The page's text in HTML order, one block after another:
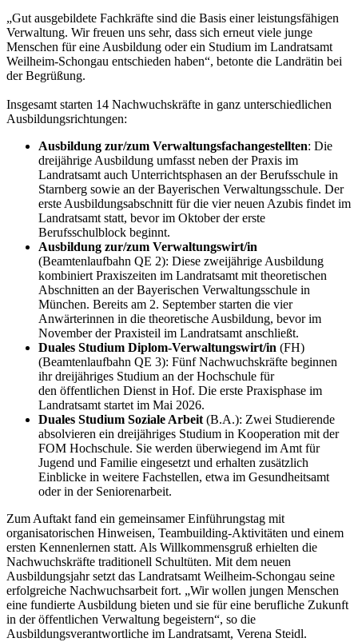
„Gut ausgebildete Fachkräfte sind die Basis einer leistungsfähigen
Verwaltung. Wir freuen uns sehr, dass sich erneut viele junge
Menschen für eine Ausbildung oder ein Studium im Landratsamt
Weilheim-Schongau entschieden haben“, betonte die Landrätin bei
der Begrüßung.
Insgesamt starten 14 Nachwuchskräfte in ganz unterschiedlichen
Ausbildungsrichtungen:
Ausbildung zur/zum Verwaltungsfachangestellten: Die
dreijährige Ausbildung umfasst neben der Praxis im
Landratsamt auch Unterrichtsphasen an der Berufsschule in
Starnberg sowie an der Bayerischen Verwaltungsschule. Der
erste Ausbildungsabschnitt für die vier neuen Azubis findet im
Landratsamt statt, bevor im Oktober der erste
Berufsschulblock beginnt.
Ausbildung zur/zum Verwaltungswirt/in
(Beamtenlaufbahn QE 2): Diese zweijährige Ausbildung
kombiniert Praxiszeiten im Landratsamt mit theoretischen
Abschnitten an der Bayerischen Verwaltungsschule in
München. Bereits am 2. September starten die vier
Anwärterinnen in die theoretische Ausbildung, bevor im
November der Praxisteil im Landratsamt anschließt.
Duales Studium Diplom-Verwaltungswirt/in (FH)
(Beamtenlaufbahn QE 3): Fünf Nachwuchskräfte beginnen
ihr dreijähriges Studium an der Hochschule für
den öffentlichen Dienst in Hof. Die erste Praxisphase im
Landratsamt startet im Mai 2026.
Duales Studium Soziale Arbeit (B.A.): Zwei Studierende
absolvieren ein dreijähriges Studium in Kooperation mit der
FOM Hochschule. Sie werden überwiegend im Amt für
Jugend und Familie eingesetzt und erhalten zusätzlich
Einblicke in weitere Fachstellen, etwa im Gesundheitsamt
oder in der Seniorenarbeit.
Zum Auftakt fand ein gemeinsamer Einführungstag mit
organisatorischen Hinweisen, Teambuilding-Aktivitäten und einem
ersten Kennenlernen statt. Als Willkommensgruß erhielten die
Nachwuchskräfte traditionell Schultüten. Mit dem neuen
Ausbildungsjahr setzt das Landratsamt Weilheim-Schongau seine
erfolgreiche Nachwuchsarbeit fort. „Wir wollen jungen Menschen
eine fundierte Ausbildung bieten und sie für eine berufliche Zukunft
in der öffentlichen Verwaltung begeistern“, so die
Ausbildungsverantwortliche im Landratsamt, Verena Steidl.